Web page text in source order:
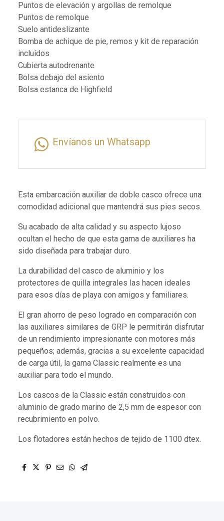
Puntos de elevación y argollas de remolque
Puntos de remolque
Suelo antideslizante
Bomba de achique de pie, remos y kit de reparación
incluídos
Cubierta autodrenante
Bolsa debajo del asiento
Bolsa estanca de Highfield
Envíanos un Whatsapp
Esta embarcación auxiliar de doble casco ofrece una
comodidad adicional que mantendrá sus pies secos.
Su acabado de alta calidad y su aspecto lujoso
ocultan el hecho de que esta gama de auxiliares ha
sido diseñada para trabajar duro.
La durabilidad del casco de aluminio y los
protectores de quilla integrales las hacen ideales
para esos días de playa con amigos y familiares.
El gran ahorro de peso logrado en comparación con
las auxiliares similares de GRP le permitirán disfrutar
de un rendimiento impresionante con motores más
pequeños; además, gracias a su excelente capacidad
de carga útil, la gama Classic realmente es una
auxiliar para todo el mundo.
Los cascos de la Classic están construidos con
aluminio de grado marino de 2,5 mm de espesor con
recubrimiento en polvo.
Los flotadores están hechos de tejido de 1100 dtex.